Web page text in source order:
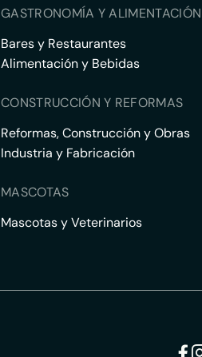
GASTRONOMÍA Y ALIMENTACIÓN
Bares y Restaurantes
Alimentación y Bebidas
CONSTRUCCIÓN Y REFORMAS
Reformas, Construcción y Obras
Industria y Fabricación
MASCOTAS
Mascotas y Veterinarios